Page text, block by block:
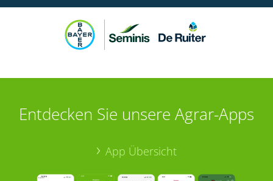
Entdecken Sie unsere Agrar-Apps
App Übersicht